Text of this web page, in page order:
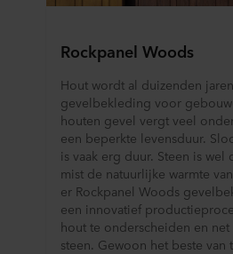
Rockpanel Woods
Hout wordt al duizenden
gevelbekleding voor
houten gevel vergt veel
een beperkte levensduur.
is vaak erg duur. Steen is wel
mist de natuurlijke warmte
er Rockpanel Woods
een innovatief
hout te onderscheiden en net
steen. Gewoon het beste van